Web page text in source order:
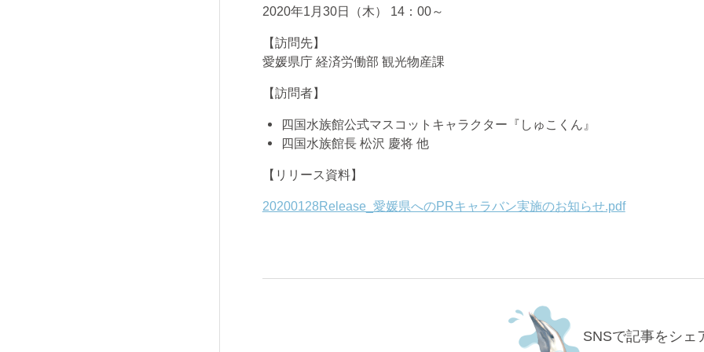
2020年1月30日（木） 14：00～
【訪問先】
愛媛県庁 経済労働部 観光物産課
【訪問者】
四国水族館公式マスコットキャラクター『しゅこくん』
四国水族館長 松沢 慶将 他
【リリース資料】
20200128Release_愛媛県へのPRキャラバン実施のお知らせ.pdf
SNSで記事をシェ